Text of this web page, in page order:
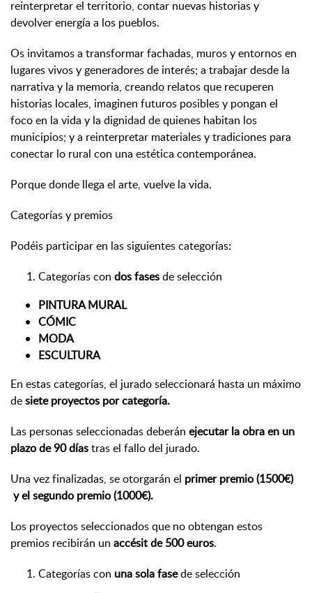
reinterpretar el territorio, contar nuevas historias y
devolver energía a los pueblos.
Os invitamos a transformar fachadas, muros y entornos en
lugares vivos y generadores de interés; a trabajar desde la
narrativa y la memoria, creando relatos que recuperen
historias locales, imaginen futuros posibles y pongan el
foco en la vida y la dignidad de quienes habitan los
municipios; y a reinterpretar materiales y tradiciones para
conectar lo rural con una estética contemporánea.
Porque donde llega el arte, vuelve la vida.
Categorías y premios
Podéis participar en las siguientes categorías:
Categorías con dos fasesde selección
PINTURA MURAL
CÓMIC
MODA
ESCULTURA
En estas categorías, el jurado seleccionará hasta un máximo
desiete proyectos por categoría.
Las personas seleccionadas deberán ejecutar la obra en un
plazo de 90 díastras el fallo del jurado.
Una vez finalizadas, se otorgarán el primer premio (1500€)
y el segundo premio (1000€).
Los proyectos seleccionados que no obtengan estos
premios recibirán un accésit de 500 euros.
Categorías con una sola fasede selección